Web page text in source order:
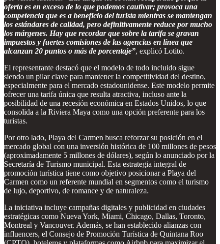
oferta es en exceso de lo que podemos cautivar; provoca una
competencia que es a beneficio del turista mientras se mantengan
los estándares de calidad, pero definitivamente reduce por mucho
los márgenes. Hay que recordar que sobre la tarifa se gravan
impuestos y fuertes comisiones de las agencias en línea que
alcanzan 20 puntos o más de porcentaje”, explicó Lotito.
El representante destacó que el modelo de todo incluido sigue
siendo un pilar clave para mantener la competitividad del destino,
especialmente para el mercado estadounidense. Este modelo permite
ofrecer una tarifa única que resulta atractiva, incluso ante la
posibilidad de una recesión económica en Estados Unidos, lo que
consolida a la Riviera Maya como una opción preferente para los
turistas.
Por otro lado, Playa del Carmen busca reforzar su posición en el
mercado global con una inversión histórica de 100 millones de pesos
(aproximadamente 5 millones de dólares), según lo anunciado por la
Secretaría de Turismo municipal. Esta estrategia integral de
promoción turística tiene como objetivo posicionar a Playa del
Carmen como un referente mundial en segmentos como el turismo
de lujo, deportivo, de romance y de naturaleza.
La iniciativa incluye campañas digitales y publicidad en ciudades
estratégicas como Nueva York, Miami, Chicago, Dallas, Toronto,
Montreal y Vancouver. Además, se han establecido alianzas con
influencers, el Consejo de Promoción Turística de Quintana Roo